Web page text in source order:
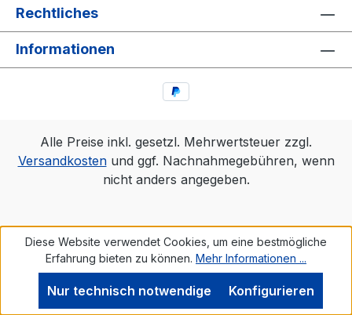
Rechtliches
Informationen
Alle Preise inkl. gesetzl. Mehrwertsteuer zzgl.
Versandkostenund ggf. Nachnahmegebühren, wenn
nicht anders angegeben.
Diese Website verwendet Cookies, um eine bestmögliche
Erfahrung bieten zu können. Mehr Informationen ...
Nur technisch notwendige Konfigurieren